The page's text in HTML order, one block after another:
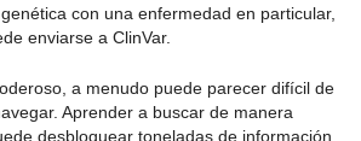
con una enfermedad en particular,
enviarse a ClinVar.
a menudo puede parecer difícil de
Aprender a buscar de manera
desbloquear toneladas de información